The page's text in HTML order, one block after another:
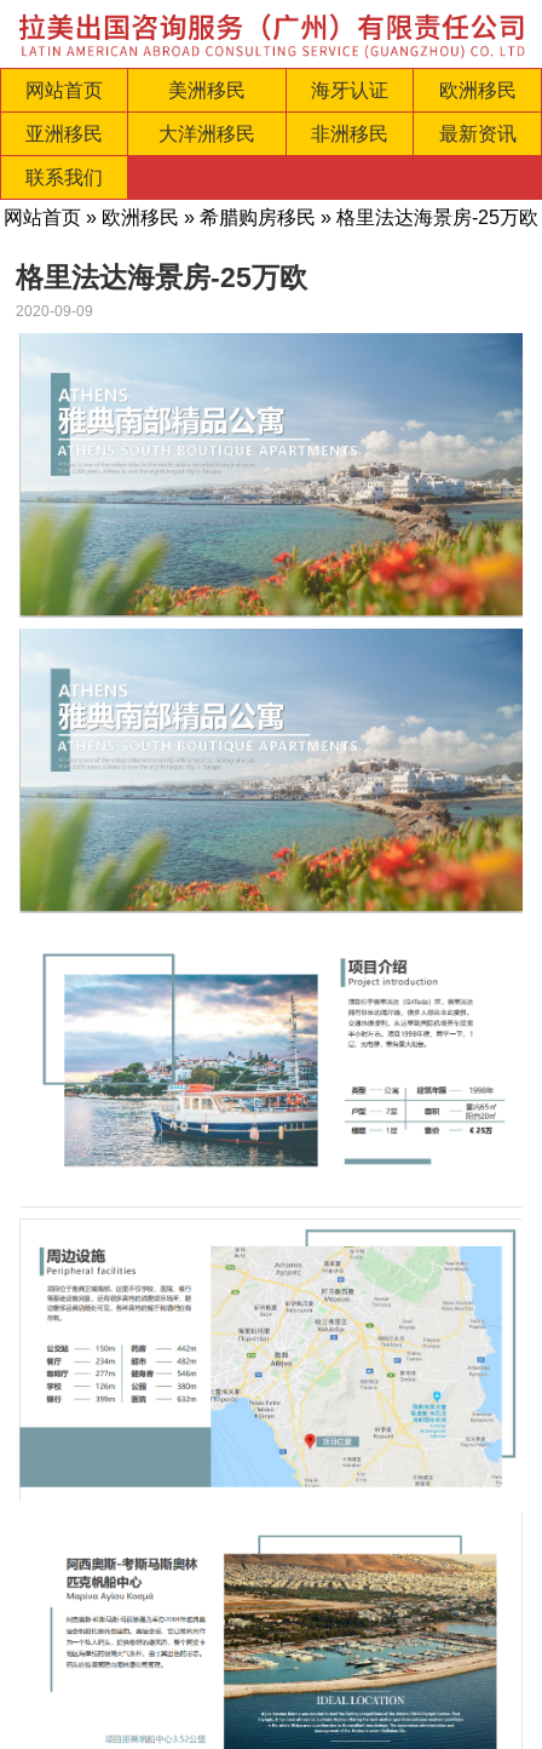
网站首页 美洲移民 海牙认证 欧洲移民
亚洲移民 大洋洲移民 非洲移民 最新资讯
联系我们
网站首页 » 欧洲移民 » 希腊购房移民 » 格里法达海景房-25万欧
格里法达海景房-25万欧
2020-09-09